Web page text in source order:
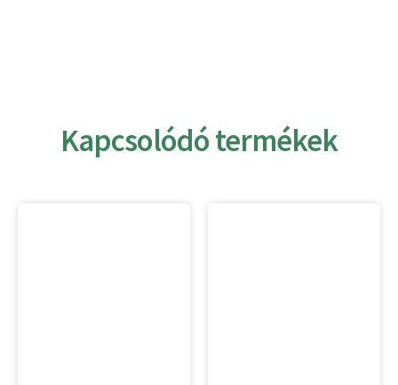
Kapcsolódó termékek